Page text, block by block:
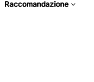
Raccomandazione